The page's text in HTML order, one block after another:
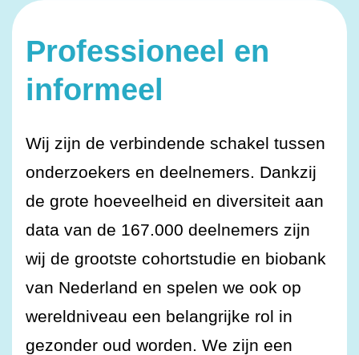
Professioneel en
informeel
Wij zijn de verbindende schakel tussen
onderzoekers en deelnemers. Dankzij
de grote hoeveelheid en diversiteit aan
data van de 167.000 deelnemers zijn
wij de grootste cohortstudie en biobank
van Nederland en spelen we ook op
wereldniveau een belangrijke rol in
gezonder oud worden. We zijn een